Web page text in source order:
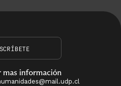
mas información